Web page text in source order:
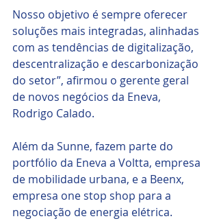
Nosso objetivo é sempre oferecer
soluções mais integradas, alinhadas
com as tendências de digitalização,
descentralização e descarbonização
do setor”, afirmou o gerente geral
de novos negócios da Eneva,
Rodrigo Calado.
Além da Sunne, fazem parte do
portfólio da Eneva a Voltta, empresa
de mobilidade urbana, e a Beenx,
empresa one stop shop para a
negociação de energia elétrica.